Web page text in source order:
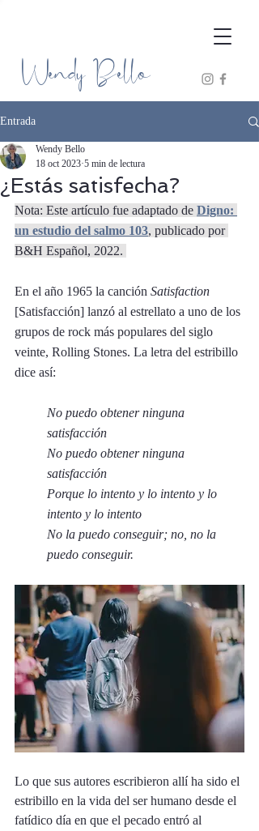
Wendy Bello
Entrada
¿Estás satisfecha?
Wendy Bello
18 oct 2023 5 min de lectura
Nota: Este artículo fue adaptado de Digno:
un estudio del salmo 103, publicado por
B&H Español, 2022.
En el año 1965 la canción Satisfaction
[Satisfacción] lanzó al estrellato a uno de los
grupos de rock más populares del siglo
veinte, Rolling Stones. La letra del estribillo
dice así:
No puedo obtener ninguna
satisfacción
No puedo obtener ninguna
satisfacción
Porque lo intento y lo intento y lo
intento y lo intento
No la puedo conseguir; no, no la
puedo conseguir.
Lo que sus autores escribieron allí ha sido el
estribillo en la vida del ser humano desde el
fatídico día en que el pecado entró al